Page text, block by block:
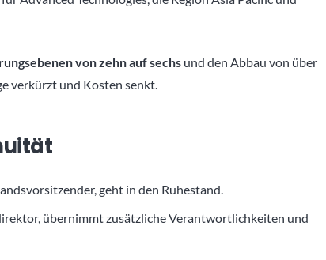
von zehn auf sechs und den Abbau von über
verkürzt und Kosten senkt.
geht in den Ruhestand.
übernimmt zusätzliche Verantwortlichkeiten und